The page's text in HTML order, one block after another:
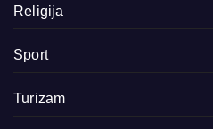
Religija
Sport
Turizam